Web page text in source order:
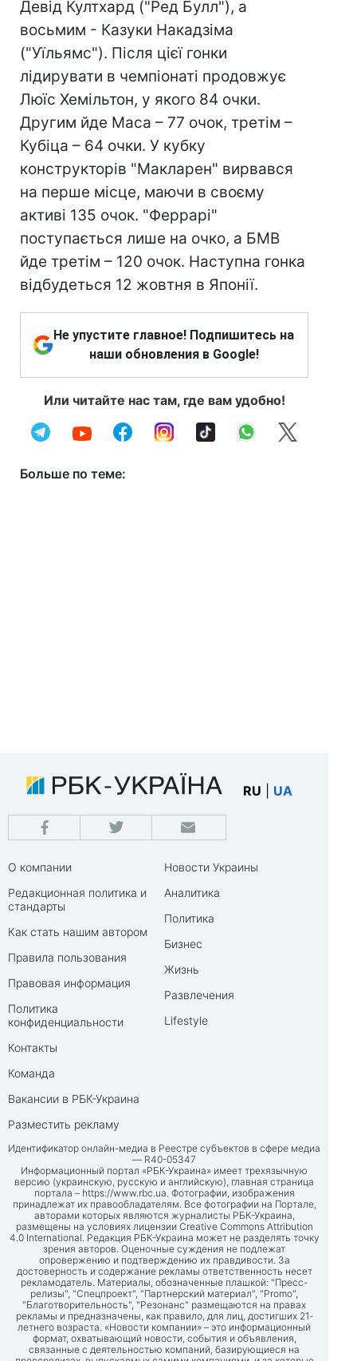
Девід Култхард ("Ред Булл"), а
восьмим - Казуки Накадзіма
("Уїльямс"). Після цієї гонки
лідирувати в чемпіонаті продовжує
Люїс Хемільтон, у якого 84 очки.
Другим йде Маса – 77 очок, третім –
Кубіца – 64 очки. У кубку
конструкторів "Макларен" вирвався
на перше місце, маючи в своєму
активі 135 очок. "Феррарі"
поступається лише на очко, а БМВ
йде третім – 120 очок. Наступна гонка
відбудеться 12 жовтня в Японії.
Не упустите главное! Подпишитесь на
наши обновления в Google!
Или читайте нас там, где вам удобно!
Больше по теме:
RU UA
О компании
Редакционная политика и
стандарты
Как стать нашим автором
Правила пользования
Правовая информация
Политика
конфиденциальности
Контакты
Команда
Вакансии в РБК-Украина
Разместить рекламу
Новости Украины
Аналитика
Политика
Бизнес
Жизнь
Развлечения
Lifestyle
Идентификатор онлайн-медиа в Реестре субъектов в сфере медиа
— R40-05347
Информационный портал «РБК-Украина» имеет трехязычную
версию (украинскую, русскую и английскую), главная страница
портала – https://www.rbc.ua. Фотографии, изображения
принадлежат их правообладателям. Все фотографии на Портале,
авторами которых являются журналисты РБК-Украина,
размещены на условиях лицензии Creative Commons Attribution
4.0 International. Редакция РБК-Украина может не разделять точку
зрения авторов. Оценочные суждения не подлежат
опровержению и подтверждению их правдивости. За
достоверность и содержание рекламы ответственность несет
рекламодатель. Материалы, обозначенные плашкой: "Пресс-
релизы", "Спецпроект", "Партнерский материал", "Promo",
"Благотворительность", "Резонанс" размещаются на правах
рекламы и предназначены, как правило, для лиц, достигших 21-
летнего возраста. «Новости компании» – это информационный
формат, охватывающий новости, события и объявления,
связанные с деятельностью компаний, базирующиеся на